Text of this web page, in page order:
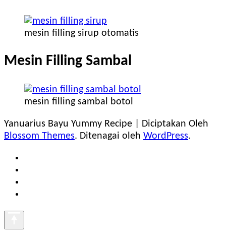
mesin filling sirup otomatis
Mesin Filling Sambal
mesin filling sambal botol
Yanuarius Bayu Yummy Recipe | Diciptakan Oleh
Blossom Themes. Ditenagai oleh WordPress.